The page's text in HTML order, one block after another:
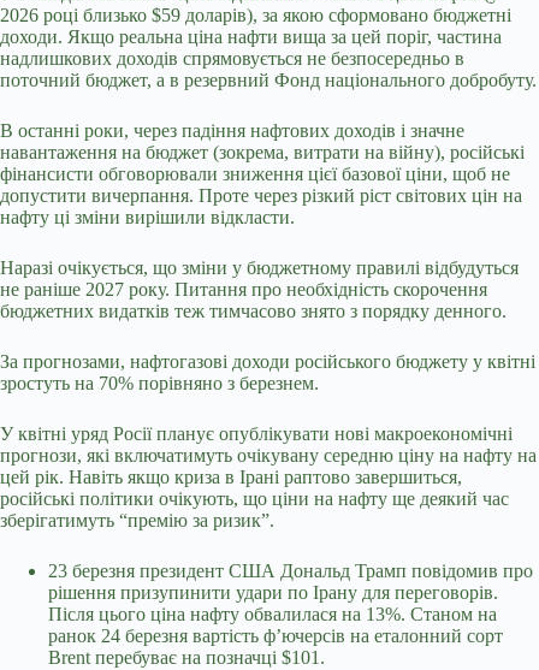
2026 році близько $59 доларів), за якою сформовано бюджетні
доходи. Якщо реальна ціна нафти вища за цей поріг, частина
надлишкових доходів спрямовується не безпосередньо в
поточний бюджет, а в резервний Фонд національного добробуту.
В останні роки, через падіння нафтових доходів і значне
навантаження на бюджет (зокрема, витрати на війну), російські
фінансисти обговорювали зниження цієї базової ціни, щоб не
допустити вичерпання. Проте через різкий ріст світових цін на
нафту ці зміни вирішили відкласти.
Наразі очікується, що зміни у бюджетному правилі відбудуться
не раніше 2027 року. Питання про необхідність скорочення
бюджетних видатків теж тимчасово знято з порядку денного.
За прогнозами, нафтогазові доходи російського бюджету у квітні
зростуть на 70% порівняно з березнем.
У квітні уряд Росії планує опублікувати нові макроекономічні
прогнози, які включатимуть очікувану середню ціну на нафту на
цей рік. Навіть якщо криза в Ірані раптово завершиться,
російські політики очікують, що ціни на нафту ще деякий час
зберігатимуть “премію за ризик”.
23 березня президент США Дональд Трамп повідомив про
рішення призупинити удари по Ірану для переговорів.
Після цього ціна нафту обвалилася на 13%. Станом на
ранок 24 березня вартість ф’ючерсів на еталонний сорт
Brent перебуває на позначці $101.